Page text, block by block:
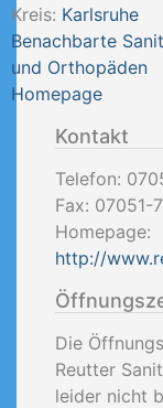
Kreis: Karlsruhe
Benachbarte
und Orthopäden
Homepage
Kontakt
Telefon:
Fax: 07051-
Homepage:
http://
Die
Reutter
leider nicht